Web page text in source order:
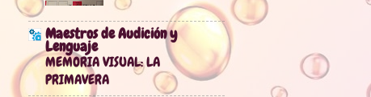
Maestros de Audición y
Lenguaje
MEMORIA VISUAL: LA
PRIMAVERA